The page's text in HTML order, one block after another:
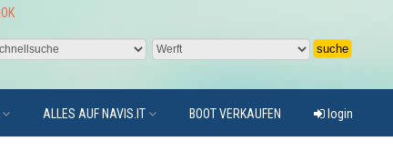
ALLES AUF NAVIS.IT BOOT VERKAUFEN login